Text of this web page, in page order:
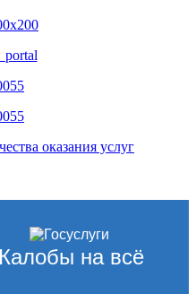
оказания услуг
на всё